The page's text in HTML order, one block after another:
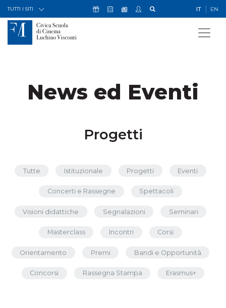
Skip to Content
TUTTI I SITI Icona Sostienici
Icona Calendario Eventi
Icona Newsletter
Icona My Civica IT EN
News ed Eventi
Progetti
Tutte Istituzionale Progetti Eventi
Concerti e Rassegne Spettacoli
Visioni didattiche Segnalazioni Seminari
Masterclass Incontri Corsi
Orientamento Premi Bandi e Opportunità
Concorsi Rassegna Stampa Erasmus+